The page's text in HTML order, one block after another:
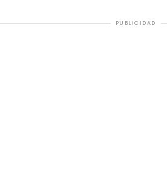
PUBLICIDAD